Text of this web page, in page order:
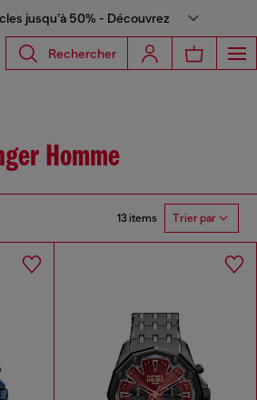
jusqu’à 50% - Découvrez
Rechercher
Homme
13 items Trier par